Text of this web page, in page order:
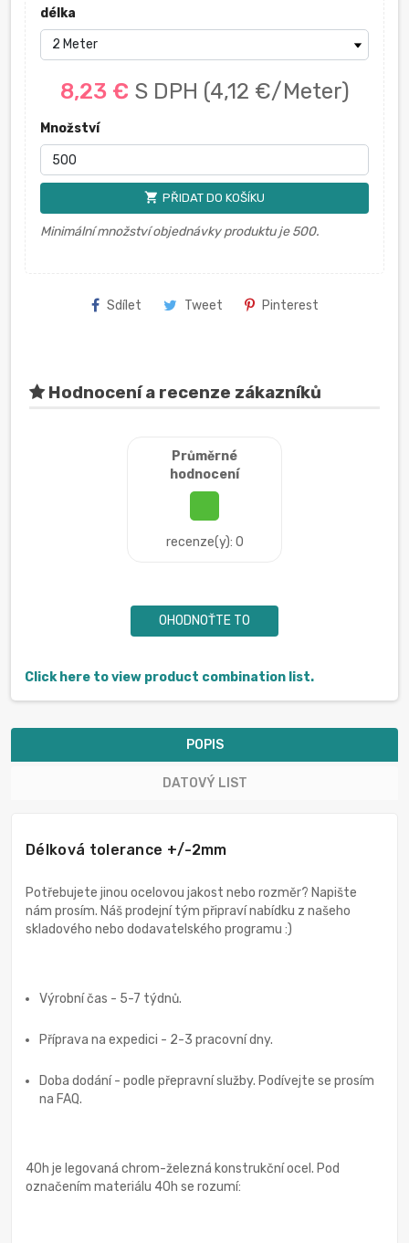
délka
8,23 € S DPH (4,12 €/Meter)
Množství
shopping_cart PŘIDAT DO KOŠÍKU
Minimální množství objednávky produktu je 500.
Sdílet Tweet Pinterest
Hodnocení a recenze zákazníků
Průměrné
hodnocení
recenze(y): 0
OHODNOŤTE TO
Click here to view product combination list.
POPIS
DATOVÝ LIST
Délková tolerance +/-2mm
Potřebujete jinou ocelovou jakost nebo rozměr? Napište
nám prosím. Náš prodejní tým připraví nabídku z našeho
skladového nebo dodavatelského programu :)
Výrobní čas - 5-7 týdnů.
Příprava na expedici - 2-3 pracovní dny.
Doba dodání - podle přepravní služby. Podívejte se prosím
na FAQ.
40h je legovaná chrom-železná konstrukční ocel. Pod
označením materiálu 40h se rozumí: